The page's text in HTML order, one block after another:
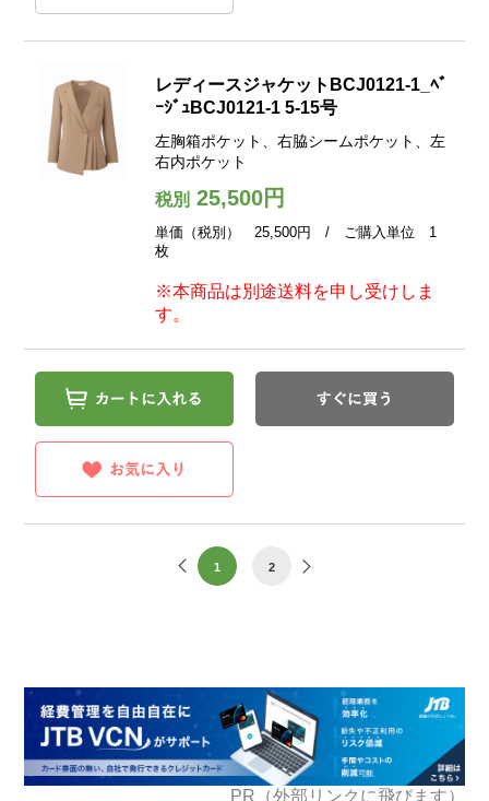
レディースジャケットBCJ0121-1_ﾍﾞ
ｰｼﾞｭBCJ0121-1 5-15号
左胸箱ポケット、右脇シームポケット、左
右内ポケット
税別25,500円
単価（税別） 25,500円 / ご購入単位 1
枚
※本商品は別途送料を申し受けしま
す。
1 2
PR（外部リンクに飛びます）